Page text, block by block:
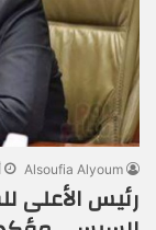
Alsoufia Alyoum
رئيس الأعلى